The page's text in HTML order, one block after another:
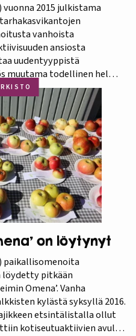
vuonna 2015 julkistama
vanhoista
ansiosta
uudentyyppistä
muutama todellinen helmi.
pääsi 375 kasvia, joista
punavartiseksi Victoria-
dokumentoitiin vaihe
kadonneita geenejä
ja tutkimustulosten
on löytynyt
paikallisomenoita
löydetty pitkään
Omena’. Vanha
kylästä syksyllä 2016.
etsintälistalla ollut
kotiseutuaktiivien avulla.